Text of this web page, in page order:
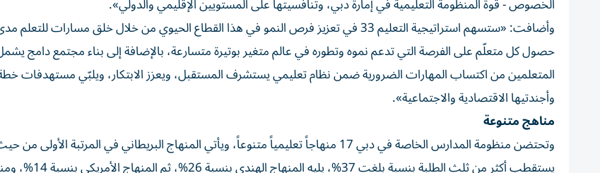
وأضافت: «ستسهم استراتيجية التعليم 33 في تعزيز فرص النمو في هذا القطاع الحيوي من خلال خلق مسارات
حصول كل متعلّم على الفرصة التي تدعم نموه وتطوره في عالم متغير بوتيرة متسارعة، بالإضافة إلى بناء مجتمع دامج
وأجندتيها الاقتصادية والاجتماعية».
مناهج متنوعة
وتحتضن منظومة المدارس الخاصة في دبي 17 منهاجاً تعليمياً متنوعاً، ويأتي المنهاج البريطاني في المرتبة